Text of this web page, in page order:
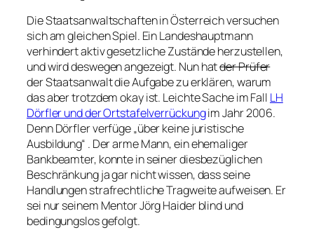
Die Staatsanwaltschaften in Österreich versuchen
sich am gleichen Spiel. Ein Landeshauptmann
verhindert aktiv gesetzliche Zustände herzustellen,
und wird deswegen angezeigt. Nun hatder Prüfer
der Staatsanwalt die Aufgabe zu erklären, warum
das aber trotzdem okay ist. Leichte Sache im Fall LH
Dörfler und der Ortstafelverrückungim Jahr 2006.
Denn Dörfler verfüge „über keine juristische
Ausbildung“ . Der arme Mann, ein ehemaliger
Bankbeamter, konnte in seiner diesbezüglichen
Beschränkung ja gar nicht wissen, dass seine
Handlungen strafrechtliche Tragweite aufweisen. Er
sei nur seinem Mentor Jörg Haider blind und
bedingungslos gefolgt.